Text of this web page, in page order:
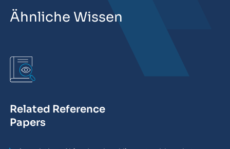
Ähnliche Wissen
Related Reference
Papers